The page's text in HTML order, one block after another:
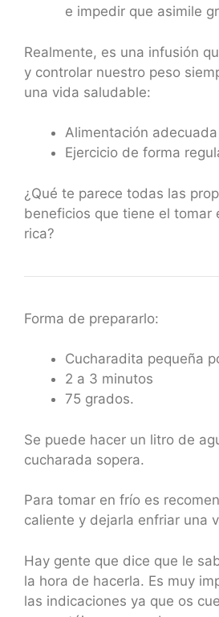
e impedir que asimile
Realmente, es una infusión
y controlar nuestro peso
una vida saludable:
Alimentación adecuada
Ejercicio de forma
¿Qué te parece todas las
beneficios que tiene el tomar
rica?
Forma de prepararlo:
Cucharadita pequeña
2 a 3 minutos
75 grados.
Se puede hacer un litro de
cucharada sopera.
Para tomar en frío es
caliente y dejarla enfriar una
Hay gente que dice que le
la hora de hacerla. Es muy
las indicaciones ya que os